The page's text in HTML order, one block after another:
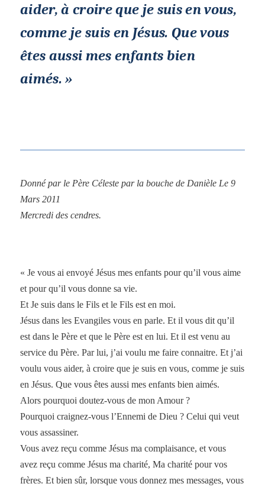
aider, à croire que je suis en vous,
comme je suis en Jésus. Que vous
êtes aussi mes enfants bien
aimés. »
Donné par le Père Céleste par la bouche de Danièle Le 9
Mars 2011
Mercredi des cendres.
« Je vous ai envoyé Jésus mes enfants pour qu’il vous aime
et pour qu’il vous donne sa vie.
Et Je suis dans le Fils et le Fils est en moi.
Jésus dans les Evangiles vous en parle. Et il vous dit qu’il
est dans le Père et que le Père est en lui. Et il est venu au
service du Père. Par lui, j’ai voulu me faire connaitre. Et j’ai
voulu vous aider, à croire que je suis en vous, comme je suis
en Jésus. Que vous êtes aussi mes enfants bien aimés.
Alors pourquoi doutez-vous de mon Amour ?
Pourquoi craignez-vous l’Ennemi de Dieu ? Celui qui veut
vous assassiner.
Vous avez reçu comme Jésus ma complaisance, et vous
avez reçu comme Jésus ma charité, Ma charité pour vos
frères. Et bien sûr, lorsque vous donnez mes messages, vous